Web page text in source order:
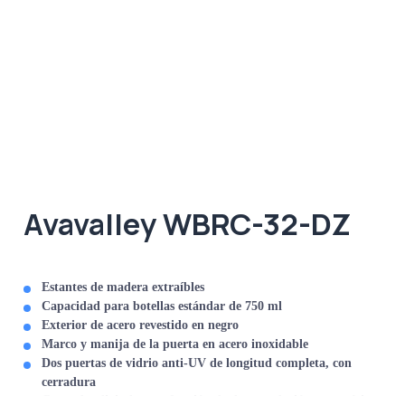
Avavalley WBRC-32-DZ
Estantes de madera extraíbles
Capacidad para botellas estándar de 750 ml
Exterior de acero revestido en negro
Marco y manija de la puerta en acero inoxidable
Dos puertas de vidrio anti-UV de longitud completa, con
cerradura